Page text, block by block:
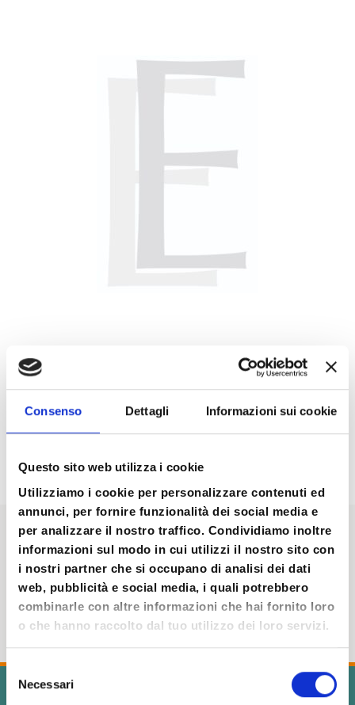
Consenso Dettagli Informazioni sui cookie
Questo sito web utilizza i cookie
Utilizziamo i cookie per personalizzare contenuti ed
annunci, per fornire funzionalità dei social media e
per analizzare il nostro traffico. Condividiamo inoltre
informazioni sul modo in cui utilizzi il nostro sito con
i nostri partner che si occupano di analisi dei dati
web, pubblicità e social media, i quali potrebbero
combinarle con altre informazioni che hai fornito loro
o che hanno raccolto dal tuo utilizzo dei loro servizi.
Selezione
delNecessari
MENTE
DETTAGLI del Laboratorio